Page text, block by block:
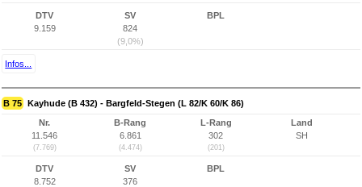
DTV
9.159
SV
824
(9,0%)
BPL
Infos...
B 75 Kayhude (B 432) - Bargfeld-Stegen (L 82/K 60/K 86)
Nr.
11.546
(7.769)
B-Rang
6.861
(4.474)
L-Rang
302
(201)
Land
SH
DTV
8.752
SV
376
BPL